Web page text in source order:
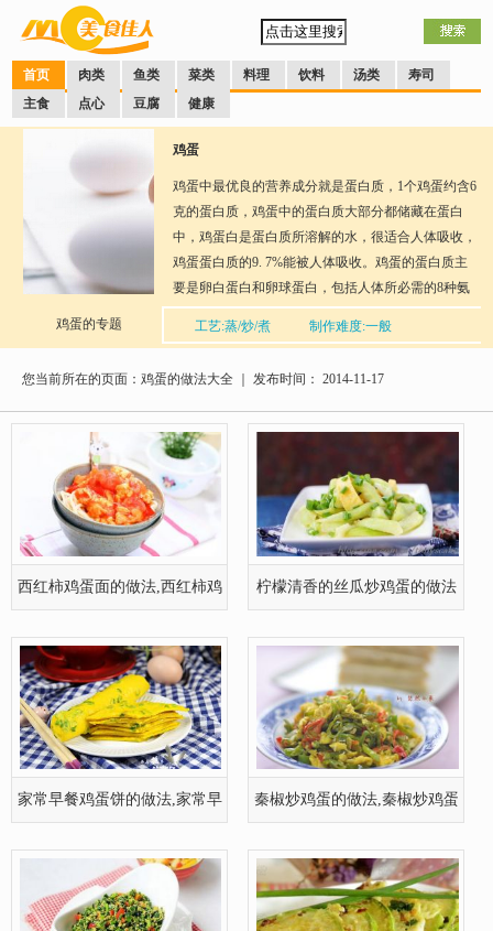
首页 肉类 鱼类 菜类 料理 饮料 汤类
寿司
主食
点心 豆腐 健康
鸡蛋的专题
口味：清淡
鸡蛋
鸡蛋中最优良的营养成分就是蛋白质，1个鸡蛋约含6
克的蛋白质，鸡蛋中的蛋白质大部分都储藏在蛋白
中，鸡蛋白是蛋白质所溶解的水，很适合人体吸收，
鸡蛋蛋白质的9. 7%能被人体吸收。鸡蛋的蛋白质主
要是卵白蛋白和卵球蛋白，包括人体所必需的8种氨
基酸的成分。所以鸡蛋的蛋白质化学组成与人蛋白极
为相近，生理价值高达94，这是所有食品蛋白质中生
肉为74。鸡蛋脂肪中还含有多量的甘油三醋、固醇
类、蛋黄素等营养成分，对促进人体的神经功能大有
益处。
工艺:蒸/炒/煮
制作难度:一般
博
您当前所在的页面：鸡蛋的做法大全 ｜ 发布时间： 2014-11-17
西红柿鸡蛋面的做法,西红柿鸡 柠檬清香的丝瓜炒鸡蛋的做法
家常早餐鸡蛋饼的做法,家常早 秦椒炒鸡蛋的做法,秦椒炒鸡蛋